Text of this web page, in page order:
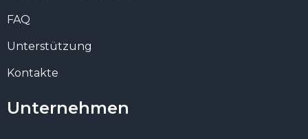
FAQ
Unterstützung
Kontakte
Unternehmen